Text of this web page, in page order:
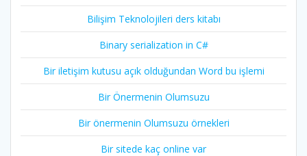
Bilişim Teknolojileri ders kitabı
Binary serialization in C#
Bir iletişim kutusu açık olduğundan Word bu işlemi
Bir Önermenin Olumsuzu
Bir önermenin Olumsuzu örnekleri
Bir sitede kaç online var